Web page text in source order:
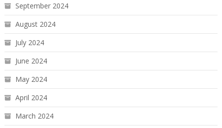
September 2024
August 2024
July 2024
June 2024
May 2024
April 2024
March 2024